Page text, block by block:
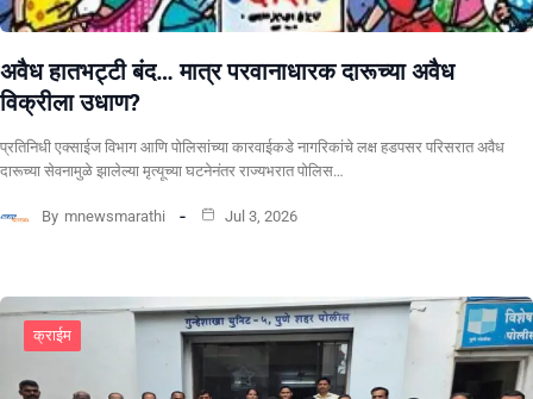
अवैध हातभट्टी बंद… मात्र परवानाधारक दारूच्या अवैध
विक्रीला उधाण?
प्रतिनिधी एक्साईज विभाग आणि पोलिसांच्या कारवाईकडे नागरिकांचे लक्ष हडपसर परिसरात अवैध
दारूच्या सेवनामुळे झालेल्या मृत्यूच्या घटनेनंतर राज्यभरात पोलिस…
By mnewsmarathi Jul 3, 2026
क्राईम